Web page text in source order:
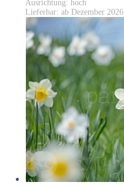
Ausrichtung: hoch
Lieferbar: ab Dezember 2026